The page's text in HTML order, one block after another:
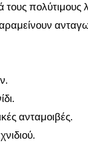
πολύτιμους
ανταμοιβές.